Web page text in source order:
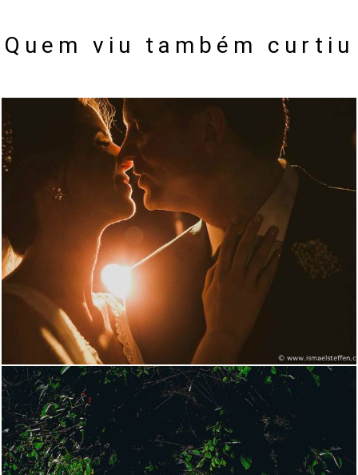
Quem viu também curtiu